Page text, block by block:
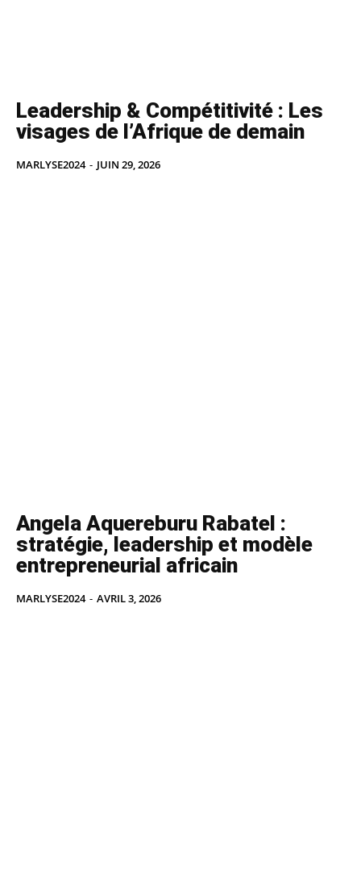
Leadership & Compétitivité : Les
visages de l’Afrique de demain
MARLYSE2024 - JUIN 29, 2026
Angela Aquereburu Rabatel :
stratégie, leadership et modèle
entrepreneurial africain
MARLYSE2024 - AVRIL 3, 2026